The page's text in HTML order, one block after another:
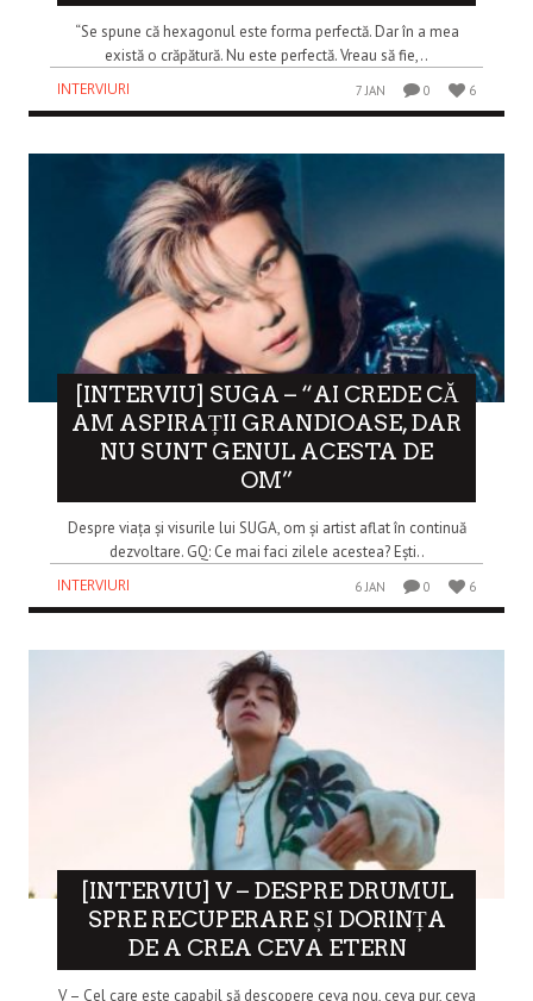
“Se spune că hexagonul este forma perfectă. Dar în a mea
există o crăpătură. Nu este perfectă. Vreau să fie,..
INTERVIURI
7 JAN 0 6
[INTERVIU] SUGA – “AI CREDE CĂ
AM ASPIRAȚII GRANDIOASE, DAR
NU SUNT GENUL ACESTA DE
OM”
Despre viața și visurile lui SUGA, om și artist aflat în continuă
dezvoltare. GQ: Ce mai faci zilele acestea? Ești..
INTERVIURI
6 JAN 0 6
[INTERVIU] V – DESPRE DRUMUL
SPRE RECUPERARE ȘI DORINȚA
DE A CREA CEVA ETERN
V – Cel care este capabil să descopere ceva nou, ceva pur, ceva